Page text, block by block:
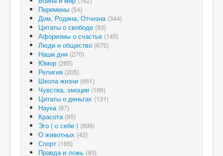
Перемены (54)
Дом, Родина, Отчизна (344)
Цитаты о свободе (83)
Афоризмы о счастье (145)
Люди и общество (675)
Наши дни (270)
Юмор (285)
Религия (205)
Школа жизни (661)
Чувства, эмоции (166)
Цитаты о деньгах (131)
Наука (87)
Красота (95)
Эго ( о себе ) (899)
О животных (42)
Спорт (165)
Правда и ложь (93)